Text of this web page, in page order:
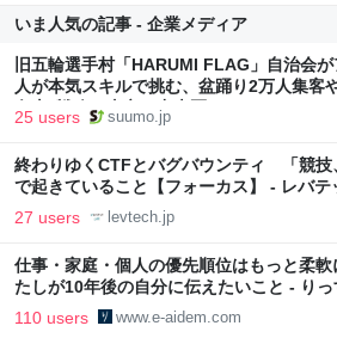
いま人気の記事 - 企業メディア
旧五輪選手村「HARUMI FLAG」自治会
人が本気スキルで挑む、盆踊り2万人集客
向上”戦略 東京・中央区
25 users suumo.jp
終わりゆくCTFとバグバウンティ 「競技
で起きていること【フォーカス】 - レバ
27 users levtech.jp
仕事・家庭・個人の優先順位はもっと柔
たしが10年後の自分に伝えたいこと - り
110 users www.e-aidem.com